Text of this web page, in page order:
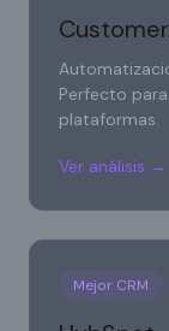
Perfecto
plataformas.
Ver análisis →
Mejor CRM